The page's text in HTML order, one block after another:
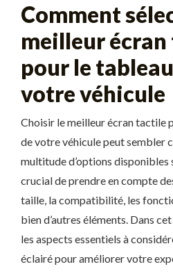
Comment
meilleur
pour le
votre véhicule
Choisir le meilleur écran tactile
de votre véhicule peut sembler
multitude d’options disponibles
crucial de prendre en compte
taille, la compatibilité, les
bien d’autres éléments. Dans
les aspects essentiels à
éclairé pour améliorer votre